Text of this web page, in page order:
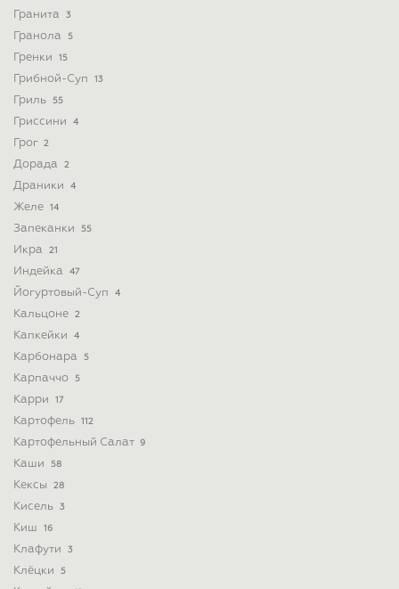
Гранита 3
Гранола 5
Гренки 15
Грибной-Суп 13
Гриль 55
Гриссини 4
Грог 2
Дорада 2
Драники 4
Желе 14
Запеканки 55
Икра 21
Индейка 47
Йогуртовый-Суп 4
Кальцоне 2
Капкейки 4
Карбонара 5
Карпаччо 5
Карри 17
Картофель 112
Картофельный Салат 9
Каши 58
Кексы 28
Кисель 3
Киш 16
Клафути 3
Клёцки 5